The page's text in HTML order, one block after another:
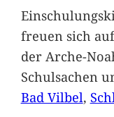
freuen sich
der Arche-
Schulsachen
Bad Vilbel,